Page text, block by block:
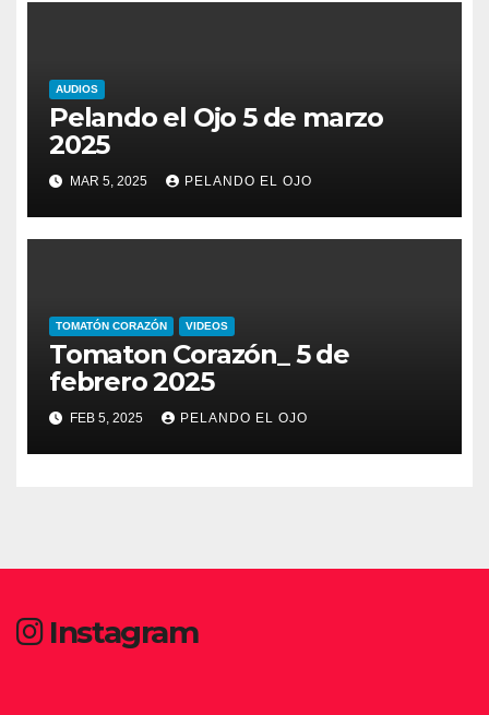
AUDIOS
Pelando el Ojo 5 de marzo
2025
MAR 5, 2025 PELANDO EL OJO
TOMATÓN CORAZÓN VIDEOS
Tomaton Corazón_ 5 de
febrero 2025
FEB 5, 2025 PELANDO EL OJO
Instagram